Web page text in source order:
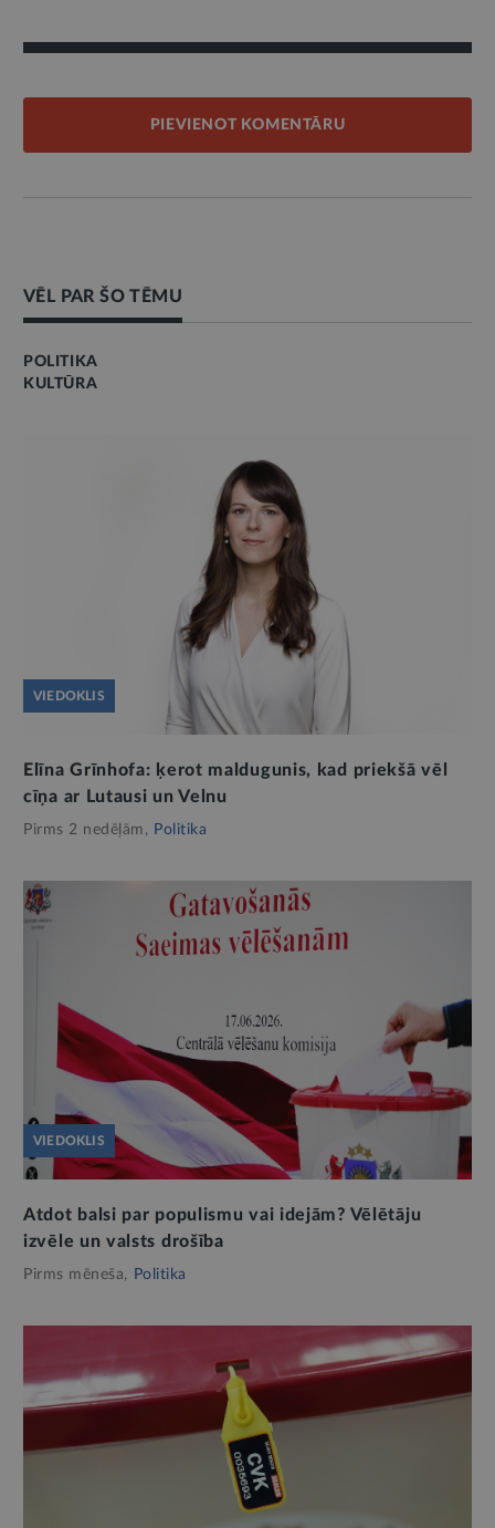
PIEVIENOT KOMENTĀRU
VĒL PAR ŠO TĒMU
POLITIKA
KULTŪRA
VIEDOKLIS
Elīna Grīnhofa: ķerot maldugunis, kad priekšā vēl
cīņa ar Lutausi un Velnu
Pirms 2 nedēļām, Politika
VIEDOKLIS
Atdot balsi par populismu vai idejām? Vēlētāju
izvēle un valsts drošība
Pirms mēneša, Politika